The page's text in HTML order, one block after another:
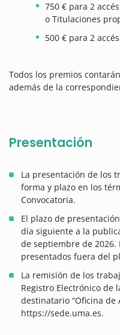
750 € para 2
o Titulaciones
500 € para 2
Todos los premios
además de la
Presentación
La presentación de los
forma y plazo en los
Convocatoria.
El plazo de
día siguiente a la
de septiembre de
presentados fuera del
La remisión de los
Registro Electrónico de
destinatario “Oficina de
https://sede.uma.es.